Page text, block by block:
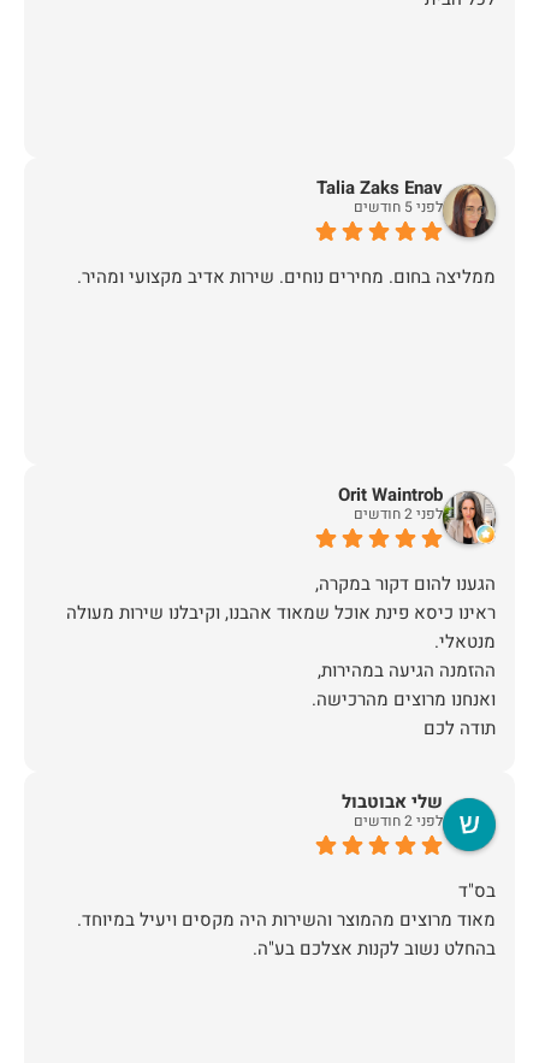
Talia Zaks Enav
לפני 5 חודשים
ממליצה בחום. מחירים נוחים. שירות אדיב מקצועי ומהיר.
Orit Waintrob
לפני 2 חודשים
ראינו כיסא פינת אוכל שמאוד אהבנו, וקיבלנו שירות מעולה
תודה לכם
שלי אבוטבול
לפני 2 חודשים
מאוד מרוצים מהמוצר והשירות היה מקסים ויעיל במיוחד.
בהחלט נשוב לקנות אצלכם בע"ה.